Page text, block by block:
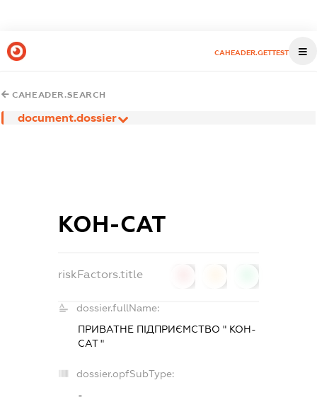
CAHEADER.GETTEST
CAHEADER.SEARCH
document.dossier
КОН-САТ
riskFactors.title
dossier.fullName:
ПРИВАТНЕ ПІДПРИЄМСТВО " КОН-
САТ "
dossier.opfSubType:
-